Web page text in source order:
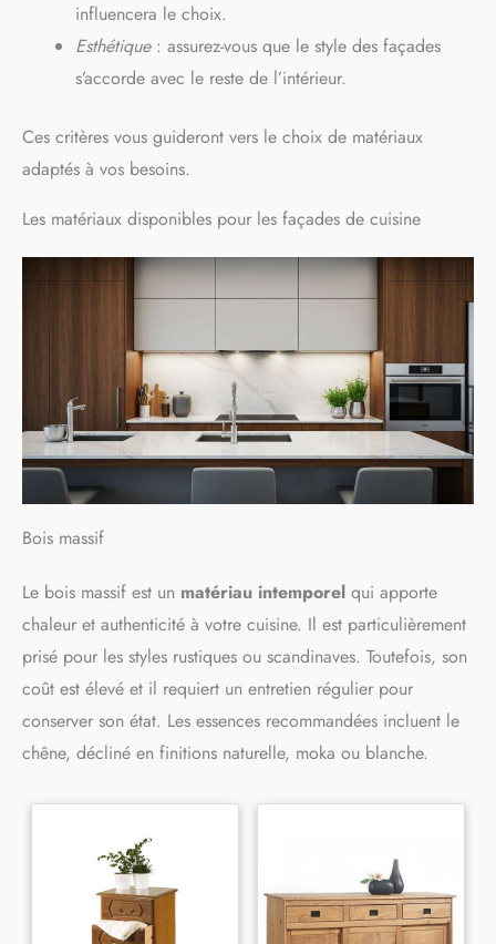
influencera le choix.
Esthétique: assurez-vous que le style des façades
s’accorde avec le reste de l’intérieur.
Ces critères vous guideront vers le choix de matériaux
adaptés à vos besoins.
Les matériaux disponibles pour les façades de cuisine
Bois massif
Le bois massif est un matériau intemporel qui apporte
chaleur et authenticité à votre cuisine. Il est particulièrement
prisé pour les styles rustiques ou scandinaves. Toutefois, son
coût est élevé et il requiert un entretien régulier pour
conserver son état. Les essences recommandées incluent le
chêne, décliné en finitions naturelle, moka ou blanche.